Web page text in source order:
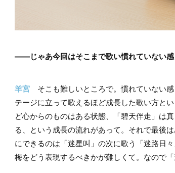
――じゃあ今回はそこまで歌い慣れていない感
羊宮 そこも難しいところで。慣れていない
テージに立って歌えるほど成長した歌い方と
ど心からのものはある状態、「碧天伴走」は
る、という成長の流れがあって。それで最後
にできるのは「迷星叫」の次に歌う「迷路日
梅をどう表現するべきかが難しくて。なので